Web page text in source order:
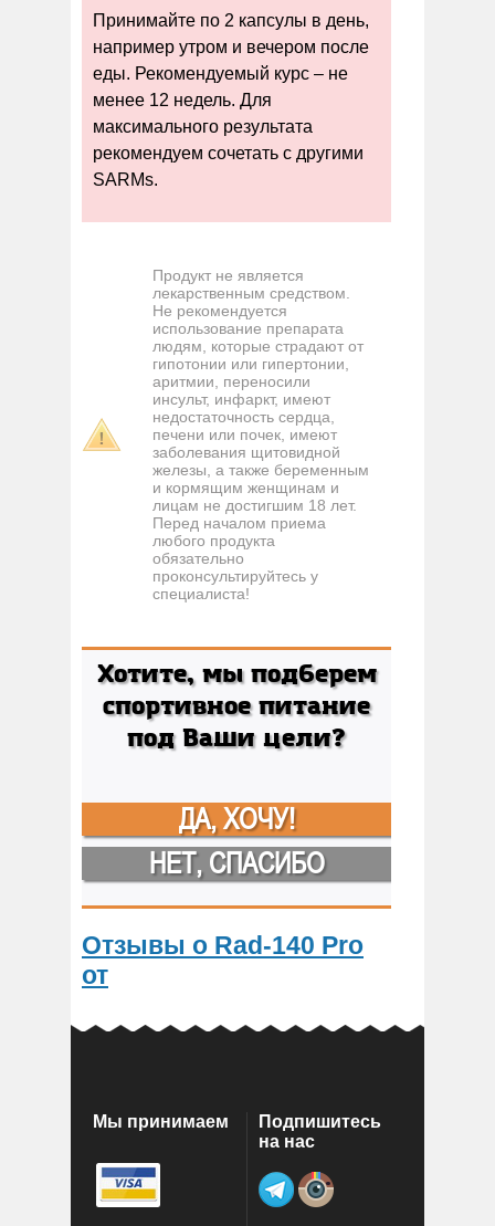
Принимайте по 2 капсулы в день,
например утром и вечером после
еды. Рекомендуемый курс – не
менее 12 недель. Для
максимального результата
рекомендуем сочетать с другими
SARMs.
Продукт не является
лекарственным средством.
Не рекомендуется
использование препарата
людям, которые страдают от
гипотонии или гипертонии,
аритмии, переносили
инсульт, инфаркт, имеют
недостаточность сердца,
печени или почек, имеют
заболевания щитовидной
железы, а также беременным
и кормящим женщинам и
лицам не достигшим 18 лет.
Перед началом приема
любого продукта
обязательно
проконсультируйтесь у
специалиста!
Хотите, мы подберем
спортивное питание
под Ваши цели?
ДА, ХОЧУ!
НЕТ, СПАСИБО
Отзывы о Rad-140 Pro
от
Мы принимаем
Подпишитесь
на нас